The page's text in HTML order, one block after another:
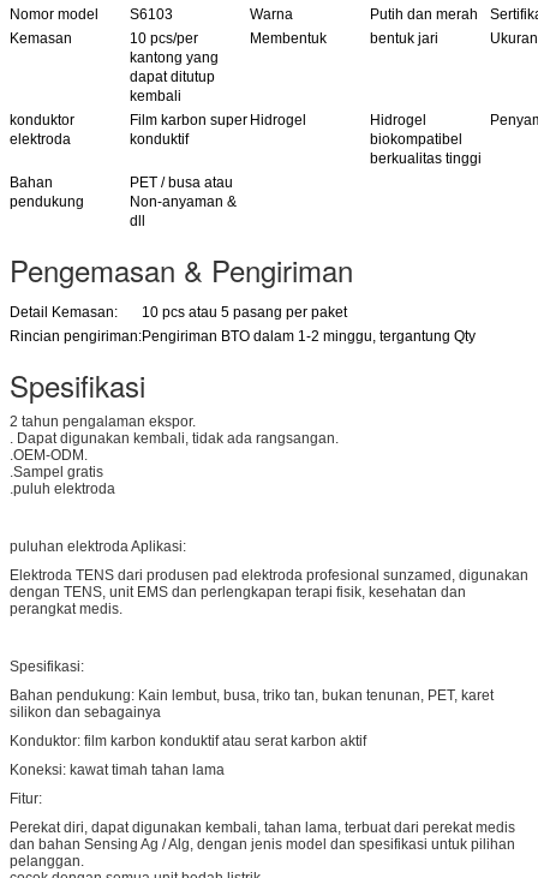
Nomor model S6103 Warna Putih dan merah
Kemasan
10 pcs/per
kantong yang
dapat ditutup
kembali
Membentuk bentuk jari
konduktor
elektroda
Film karbon super
konduktif
Hidrogel
Hidrogel
biokompatibel
berkualitas tinggi
Bahan
pendukung
PET / busa atau
Non-anyaman &
dll
Pengemasan & Pengiriman
Detail Kemasan:
10 pcs atau 5 pasang per paket
Rincian pengiriman:Pengiriman BTO dalam 1-2 minggu, tergantung Qty
Spesifikasi
2 tahun pengalaman ekspor.
. Dapat digunakan kembali, tidak ada rangsangan.
.OEM-ODM.
.Sampel gratis
.puluh elektroda
puluhan elektroda Aplikasi:
Elektroda TENS dari produsen pad elektroda profesional sunzamed, digunakan
dengan TENS, unit EMS dan perlengkapan terapi fisik, kesehatan dan
perangkat medis.
Spesifikasi:
Bahan pendukung: Kain lembut, busa, triko tan, bukan tenunan, PET, karet
silikon dan sebagainya
Konduktor: film karbon konduktif atau serat karbon aktif
Koneksi: kawat timah tahan lama
Fitur:
Perekat diri, dapat digunakan kembali, tahan lama, terbuat dari perekat medis
dan bahan Sensing Ag / Alg, dengan jenis model dan spesifikasi untuk pilihan
pelanggan.